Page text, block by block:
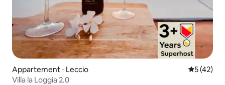
Appartement ⋅ Leccio
5 (42)
Villa la Loggia 2.0